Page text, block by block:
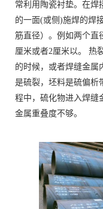
常利用陶瓷衬垫。在焊
的一面(或侧)施焊的焊
筋直径）。例如两个直
厘米或者2厘米以。 热
的时候，或者焊缝金属
是硫裂，坯料是硫偏析
程中，硫化物进入焊缝
金属重叠度不够。